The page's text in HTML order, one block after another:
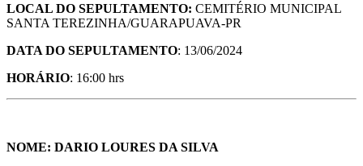
LOCAL DO SEPULTAMENTO: CEMITÉRIO MUNICIPAL
SANTA TEREZINHA/GUARAPUAVA-PR
DATA DO SEPULTAMENTO: 13/06/2024
HORÁRIO: 16:00 hrs
NOME: DARIO LOURES DA SILVA